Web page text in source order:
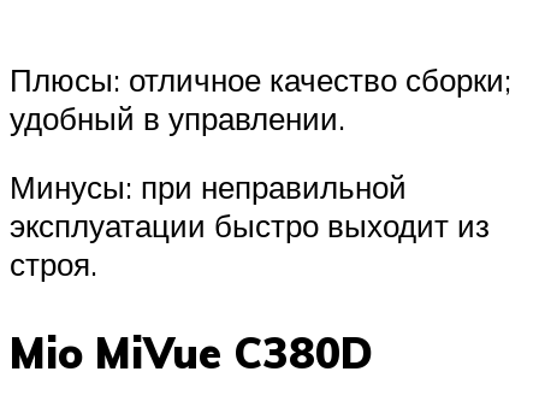
Плюсы: отличное качество сборки;
удобный в управлении.
Минусы: при неправильной
эксплуатации быстро выходит из
строя.
Mio MiVue C380D